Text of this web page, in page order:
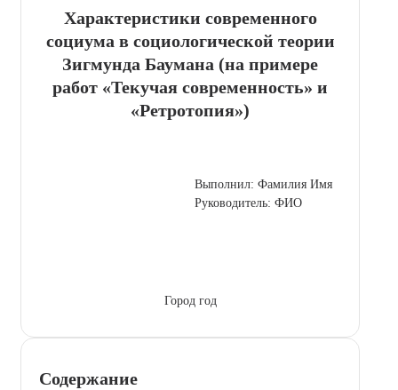
Характеристики современного
социума в социологической теории
Зигмунда Баумана (на примере
работ «Текучая современность» и
«Ретротопия»)
Выполнил: Фамилия Имя
Руководитель: ФИО
Город год
Содержание